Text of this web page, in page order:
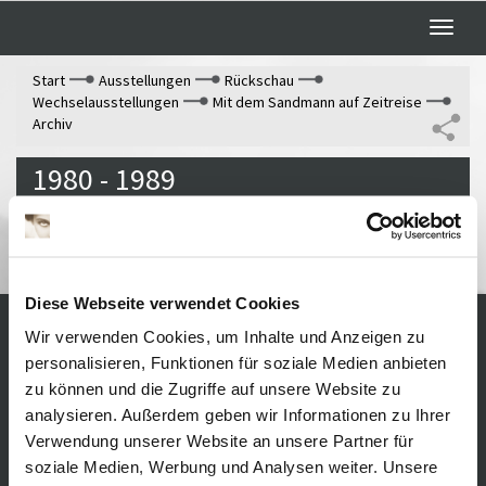
Diese Webseite verwendet Cookies
Wir verwenden Cookies, um Inhalte und Anzeigen zu
personalisieren, Funktionen für soziale Medien anbieten
zu können und die Zugriffe auf unsere Website zu
analysieren. Außerdem geben wir Informationen zu Ihrer
Verwendung unserer Website an unsere Partner für
soziale Medien, Werbung und Analysen weiter. Unsere
Toggle
Start
Ausstellungen
Rückschau
Wechselausstellungen
Mit dem Sandmann auf Zeitreise
Archiv
1980 - 1989
Infos. folgen
Kontakt / Anfahrt
Öffnungszeiten /
Preise
Führungen /
Vermittlung
Über uns
Impressum
Sitemap
Datenschutz
Cookie-
Einstellungen